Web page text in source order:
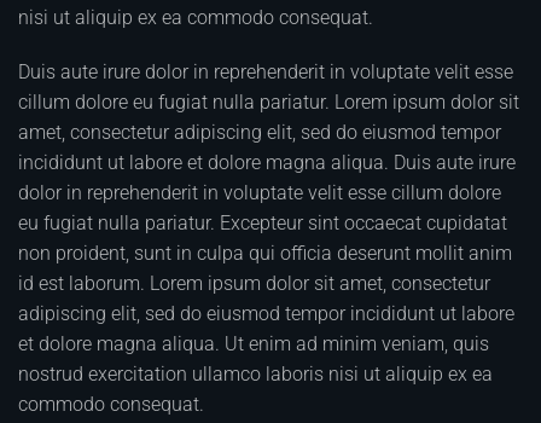
nisi ut aliquip ex ea commodo consequat.
Duis aute irure dolor in reprehenderit in voluptate velit esse
cillum dolore eu fugiat nulla pariatur. Lorem ipsum dolor sit
amet, consectetur adipiscing elit, sed do eiusmod tempor
incididunt ut labore et dolore magna aliqua. Duis aute irure
dolor in reprehenderit in voluptate velit esse cillum dolore
eu fugiat nulla pariatur. Excepteur sint occaecat cupidatat
non proident, sunt in culpa qui officia deserunt mollit anim
id est laborum. Lorem ipsum dolor sit amet, consectetur
adipiscing elit, sed do eiusmod tempor incididunt ut labore
et dolore magna aliqua. Ut enim ad minim veniam, quis
nostrud exercitation ullamco laboris nisi ut aliquip ex ea
commodo consequat.